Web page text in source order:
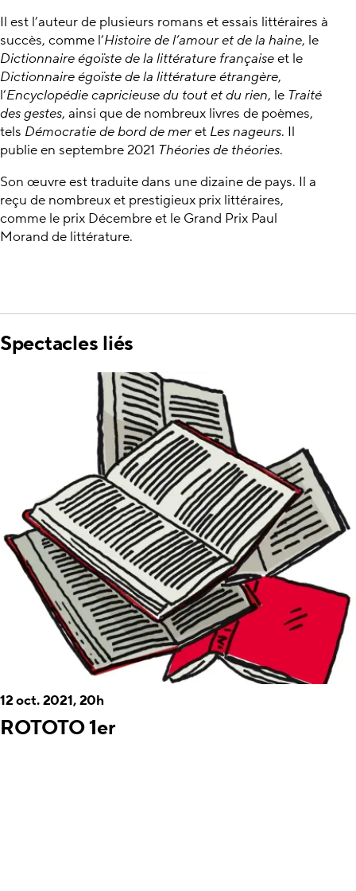
Il est l’auteur de plusieurs romans et essais littéraires à
succès, comme l’Histoire de l’amour et de la haine, le
Dictionnaire égoïste de la littérature françaiseet le
Dictionnaire égoïste de la littérature étrangère,
l’Encyclopédie capricieuse du tout et du rien, le Traité
des gestes, ainsi que de nombreux livres de poèmes,
tels Démocratie de bord de meret Les nageurs. Il
publie en septembre 2021 Théories de théories.
Son œuvre est traduite dans une dizaine de pays. Il a
reçu de nombreux et prestigieux prix littéraires,
comme le prix Décembre et le Grand Prix Paul
Morand de littérature.
Spectacles liés
ROTOTO 1er
12 oct. 2021, 20h